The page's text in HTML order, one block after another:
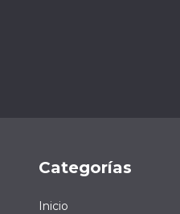
Categorías
Inicio